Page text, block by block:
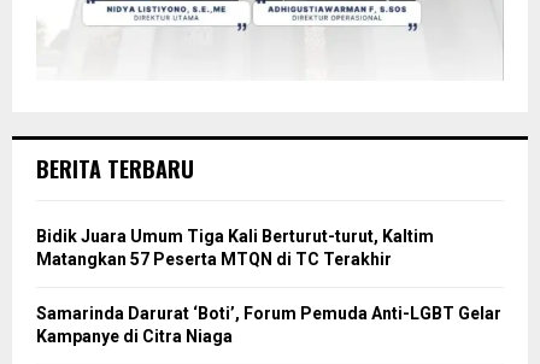
BERITA TERBARU
Bidik Juara Umum Tiga Kali Berturut-turut, Kaltim
Matangkan 57 Peserta MTQN di TC Terakhir
Samarinda Darurat ‘Boti’, Forum Pemuda Anti-LGBT Gelar
Kampanye di Citra Niaga